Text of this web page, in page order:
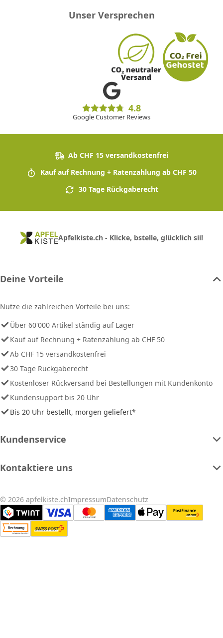
Unser Versprechen
4.8
Google Customer Reviews
Ab CHF 15 versandkostenfrei
Kauf auf Rechnung + Ratenzahlung ab CHF 50
30 Tage Rückgaberecht
Apfelkiste.ch - Klicke, bstelle, glücklich sii!
Deine Vorteile
Nutze die zahlreichen Vorteile bei uns:
Über 60'000 Artikel ständig auf Lager
Kauf auf Rechnung + Ratenzahlung ab CHF 50
Ab CHF 15 versandkostenfrei
30 Tage Rückgaberecht
Kostenloser Rückversand bei Bestellungen mit Kundenkonto
Kundensupport bis 20 Uhr
Bis 20 Uhr bestellt, morgen geliefert*
Kundenservice
Kontaktiere uns
© 2026 apfelkiste.chImpressumDatenschutz